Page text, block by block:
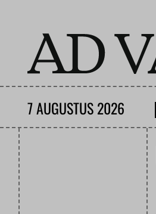
7 AUGUSTUS 2026